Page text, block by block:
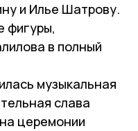
и Илье Шатрову.
фигуры,
в полный
музыкальная
слава
церемонии